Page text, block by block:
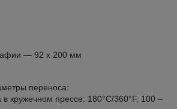
― 92 х 200 мм
переноса:
кружечном прессе: 180°С/360°F, 100 –